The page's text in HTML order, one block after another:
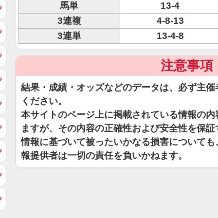
馬単
13-4
3連複
4-8-13
3連単
13-4-8
注意事項
結果・成績・オッズなどのデータは、必ず主
ください。
本サイトのページ上に掲載されている情報の
ますが、その内容の正確性および安全性を保
情報に基づいて被ったいかなる損害について
報提供者は一切の責任を負いかねます。